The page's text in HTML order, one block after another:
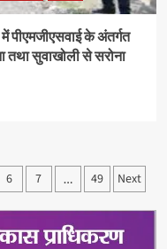
पीएमजीएसवाई के अंतर्गत
तथा सुवाखोली से सरोना
6 7 … 49 Next